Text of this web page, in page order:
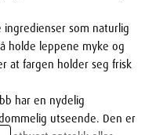
som naturlig
holde leppene myke og
at fargen holder seg frisk
har en nydelig
utseende. Den er